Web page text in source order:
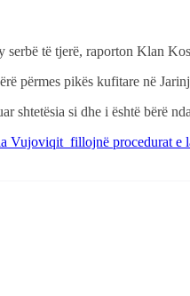
të tjerë, raporton Klan
përmes pikës kufitare në
shtetësia si dhe i është bërë
Vujoviqit fillojnë procedurat